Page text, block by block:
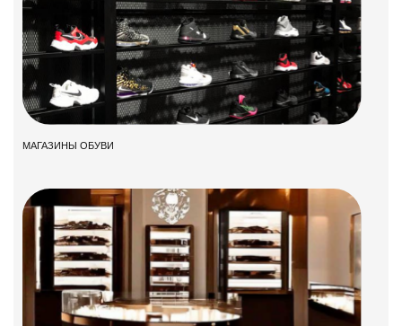
МАГАЗИНЫ ОБУВИ